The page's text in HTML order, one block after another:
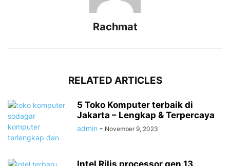
Rachmat
RELATED ARTICLES
5 Toko Komputer terbaik di
Jakarta – Lengkap & Terpercaya
admin - November 9, 2023
Intel Rilis processor gen 13